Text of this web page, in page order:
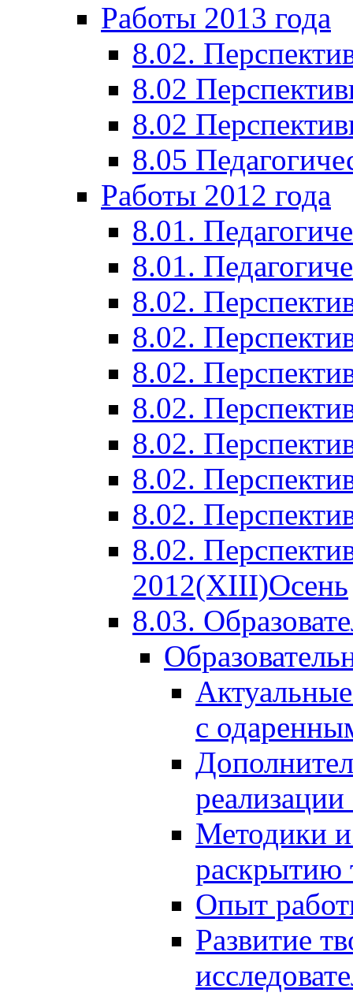
Работы 2013 года
8.02.
8.02
8.02
8.05
Работы 2012 года
8.01.
8.01.
8.02.
8.02.
8.02.
8.02.
8.02.
8.02.
8.02.
8.02.
2012(XIII)Осень
8.03.
с
Методики
раскрытию
Опыт
Развитие